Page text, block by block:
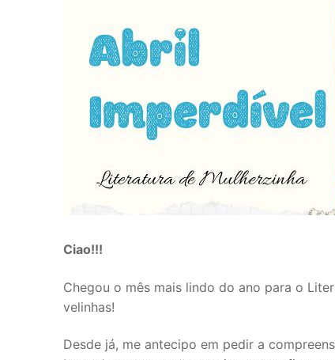
Ciao!!!
Chegou o mês mais lindo do ano para o
velinhas!
Desde já, me antecipo em pedir a